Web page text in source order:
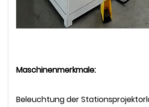
Maschinenmerkmale:
Beleuchtung der